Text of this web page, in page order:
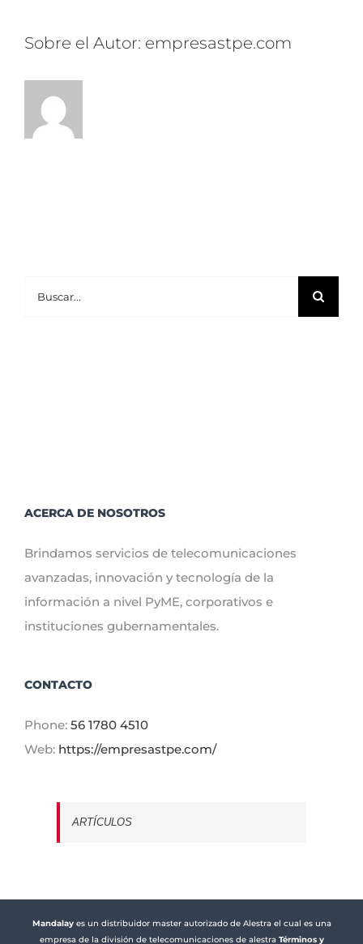
Sobre el Autor: empresastpe.com
ACERCA DE NOSOTROS
Brindamos servicios de telecomunicaciones
avanzadas, innovación y tecnología de la
información a nivel PyME, corporativos e
instituciones gubernamentales.
CONTACTO
Phone: 56 1780 4510
Web: https://empresastpe.com/
ARTÍCULOS
Mandalay es un distribuidor master autorizado de Alestra el cual es una
empresa de la división de telecomunicaciones de alestra Términos y